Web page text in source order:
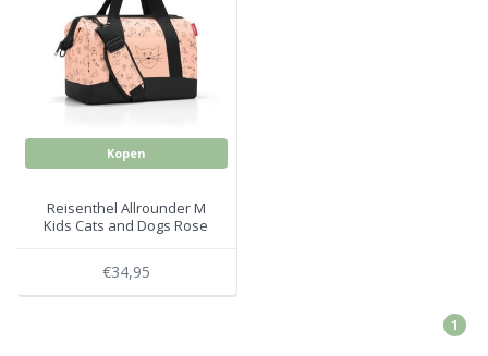
Koksmessen
Bakken
Inmaken
Pasta!
Zeevruchten
Unieke wijnbeleving
Thee
Beach, Pool and Sun
Kopen
Reisenthel Allrounder M
Kids Cats and Dogs Rose
€34,95
1